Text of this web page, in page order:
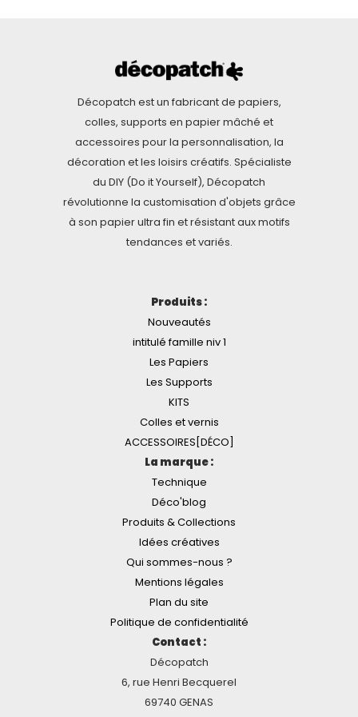
Décopatch est un fabricant de papiers,
colles, supports en papier mâché et
accessoires pour la personnalisation, la
décoration et les loisirs créatifs. Spécialiste
du DIY (Do it Yourself), Décopatch
révolutionne la customisation d'objets grâce
à son papier ultra fin et résistant aux motifs
tendances et variés.
Produits :
Nouveautés
intitulé famille niv 1
Les Papiers
Les Supports
KITS
Colles et vernis
ACCESSOIRES[DÉCO]
La marque :
Technique
Déco'blog
Produits & Collections
Idées créatives
Qui sommes-nous ?
Mentions légales
Plan du site
Politique de confidentialité
Contact :
Décopatch
6, rue Henri Becquerel
69740 GENAS